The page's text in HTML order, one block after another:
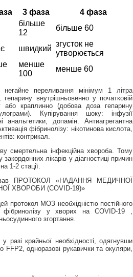
3 фаза
4 фаза
більше
12
більше 60
швидкий
згусток не
утворюється
менше
100
менше 60
переливання мінімум 1 літра
внутрішньовенно у початковій
краплинно (добова доза гепарину
Купірування шоку: інфузії
анальгетики, допамін. Антиагрегантна
фібринолізу: нікотинова кислота,
контрикал.
смертельна інфекційна хвороба. Тому
лікарів у діагностиці причин
1-2 стації.
ПРОТОКОЛ «НАДАННЯ МЕДИЧНОЇ
ХВОРОБИ (COVID-19)»
протокол МОЗ необхідністю постійного
фібринолізу у хворих на COVID-19 ,
згортання.
крайньої необхідності, одягнувши
одноразові рукавички та окуляри,